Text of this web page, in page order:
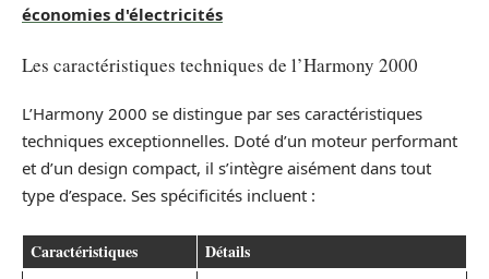
économies d'électricités
Les caractéristiques techniques de l’Harmony 2000
L’Harmony 2000 se distingue par ses caractéristiques
techniques exceptionnelles. Doté d’un moteur performant
et d’un design compact, il s’intègre aisément dans tout
type d’espace. Ses spécificités incluent :
Caractéristiques Détails